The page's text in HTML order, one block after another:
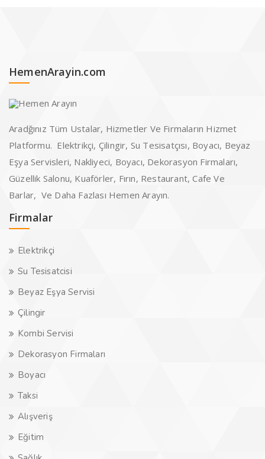
HemenArayin.com
Aradğınız Tüm Ustalar, Hizmetler Ve Firmaların Hizmet
Platformu. Elektrikçi, Çilingir, Su Tesisatçısı, Boyacı, Beyaz
Eşya Servisleri, Nakliyeci, Boyacı, Dekorasyon Firmaları,
Güzellik Salonu, Kuaförler, Fırın, Restaurant, Cafe Ve
Barlar, Ve Daha Fazlası Hemen Arayın.
Firmalar
Elektrikçi
Su Tesisatcisi
Beyaz Eşya Servisi
Çilingir
Kombi Servisi
Dekorasyon Firmaları
Boyacı
Taksi
Alışveriş
Eğitim